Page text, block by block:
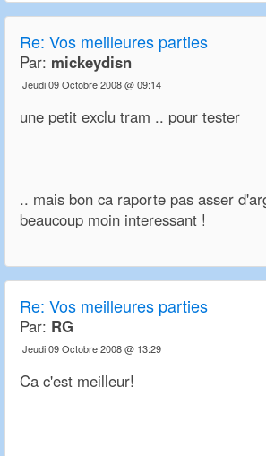
Re: Vos meilleures parties
Par: mickeydisn
Jeudi 09 Octobre 2008 @ 09:14
une petit exclu tram .. pour tester
.. mais bon ca raporte pas asser
beaucoup moin interessant !
Re: Vos meilleures parties
Par: RG
Jeudi 09 Octobre 2008 @ 13:29
Ca c'est meilleur!